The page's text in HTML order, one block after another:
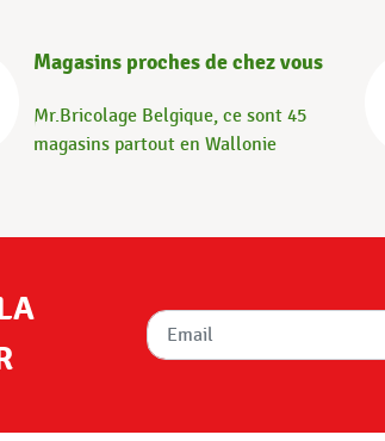
Magasins proches de chez vous
Mr.Bricolage Belgique, ce sont 45
magasins partout en Wallonie